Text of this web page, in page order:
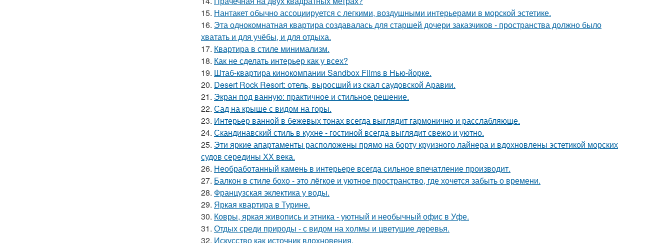
15. Нантакет обычно ассоциируется с легкими, воздушными интерьерами в морской эстетике.
16. Эта однокомнатная квартира создавалась для старшей дочери заказчиков - пространства должно было
хватать и для учёбы, и для отдыха.
17. Квартира в стиле минимализм.
18. Как не сделать интерьер как у всех?
19. Штаб-квартира кинокомпании Sandbox Films в Нью-йорке.
20. Desert Rock Resort: отель, выросший из скал саудовской Аравии.
21. Экран под ванную: практичное и стильное решение.
22. Сад на крыше с видом на горы.
23. Интерьер ванной в бежевых тонах всегда выглядит гармонично и расслабляюще.
24. Скандинавский стиль в кухне - гостиной всегда выглядит свежо и уютно.
25. Эти яркие апартаменты расположены прямо на борту круизного лайнера и вдохновлены эстетикой морских
судов середины XX века.
26. Необработанный камень в интерьере всегда сильное впечатление производит.
27. Балкон в стиле бохо - это лёгкое и уютное пространство, где хочется забыть о времени.
28. Французская эклектика у воды.
29. Яркая квартира в Турине.
30. Ковры, яркая живопись и этника - уютный и необычный офис в Уфе.
31. Отдых среди природы - с видом на холмы и цветущие деревья.
32. Искусство как источник вдохновения.